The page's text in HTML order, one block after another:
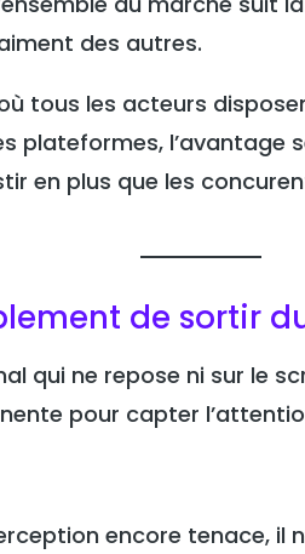
des autres.
tous les acteurs
plateformes, l’avantage
en plus que les
de sortir
qui ne repose ni sur le
pour capter
encore tenace, il